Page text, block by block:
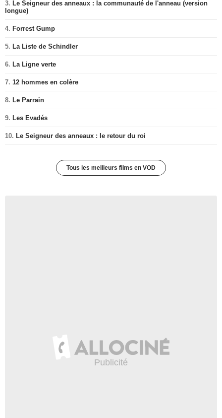
3. Le Seigneur des anneaux : la communauté de l'anneau (version
longue)
4. Forrest Gump
5. La Liste de Schindler
6. La Ligne verte
7. 12 hommes en colère
8. Le Parrain
9. Les Evadés
10. Le Seigneur des anneaux : le retour du roi
Tous les meilleurs films en VOD